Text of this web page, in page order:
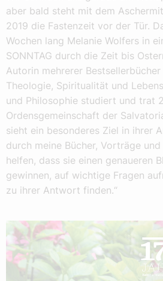
aber bald steht mit dem
2019 die Fastenzeit vor der Tür.
Wochen lang Melanie Wolfers in
SONNTAG durch die Zeit bis
Autorin mehrerer
Theologie, Spiritualität und
und Philosophie studiert und trat
Ordensgemeinschaft der
sieht ein besonderes Ziel in ihrer
durch meine Bücher, Vorträge und
helfen, dass sie einen genaueren
gewinnen, auf wichtige Fragen
zu ihrer Antwort finden.“